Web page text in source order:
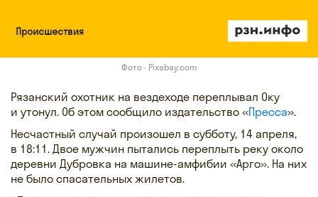
Фото · Pixabay.com
Рязанский охотник на вездеходе переплывал Оку
и утонул. Об этом сообщило издательство «Пресса».
Несчастный случай произошел в субботу, 14 апреля,
в 18:11. Двое мужчин пытались переплыть реку около
деревни Дубровка на машине-амфибии «Арго». На них
не было спасательных жилетов.